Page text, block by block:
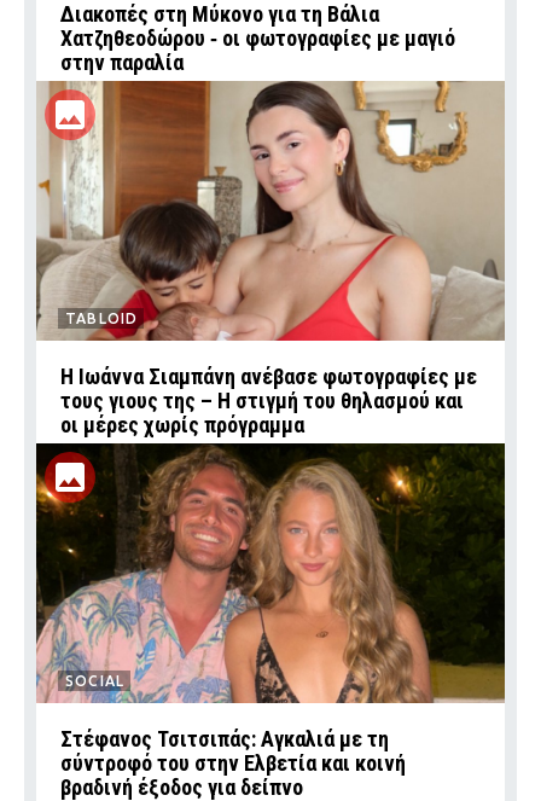
Διακοπές στη Μύκονο για τη Βάλια
Χατζηθεοδώρου ‑ οι φωτογραφίες με μαγιό
στην παραλία
TABLOID
H Ιωάννα Σιαμπάνη ανέβασε φωτογραφίες με
τους γιους της – Η στιγμή του θηλασμού και
οι μέρες χωρίς πρόγραμμα
SOCIAL
Στέφανος Τσιτσιπάς: Αγκαλιά με τη
σύντροφό του στην Ελβετία και κοινή
βραδινή έξοδος για δείπνο